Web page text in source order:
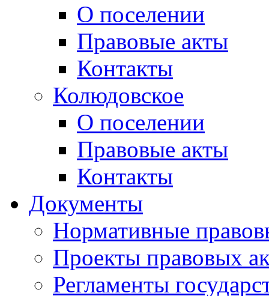
О поселении
Правовые акты
Контакты
Колюдовское
О поселении
Правовые акты
Контакты
Документы
Нормативные
Проекты правовых
Регламенты